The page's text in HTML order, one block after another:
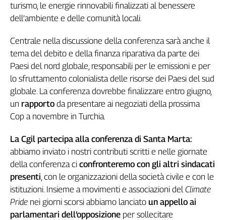
Cerca
Contatti
La
redazione
Newsletter
Social
turismo, le energie rinnovabili finalizzati al benessere
dell’ambiente e delle comunità locali.
Centrale nella discussione della conferenza sarà anche il
tema del debito e della finanza riparativa da parte dei
Paesi del nord globale, responsabili per le emissioni e per
lo sfruttamento colonialista delle risorse dei Paesi del sud
globale. La conferenza dovrebbe finalizzare entro giugno,
un rapporto da presentare ai negoziati della prossima
Cop a novembre in Turchia.
La Cgil partecipa alla conferenza di Santa Marta:
abbiamo inviato i nostri contributi scritti e nelle giornate
della conferenza ci confronteremo con gli altri sindacati
presenti, con le organizzazioni della società civile e con le
istituzioni. Insieme a movimenti e associazioni delClimate
Pride nei giorni scorsi abbiamo lanciato un appello ai
parlamentari dell’opposizione per sollecitare